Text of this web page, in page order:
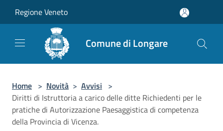
Regione Veneto
Comune di Longare
Home > Novità > Avvisi >
Diritti di Istruttoria a carico delle ditte Richiedenti per le
pratiche di Autorizzazione Paesaggistica di competenza
della Provincia di Vicenza.